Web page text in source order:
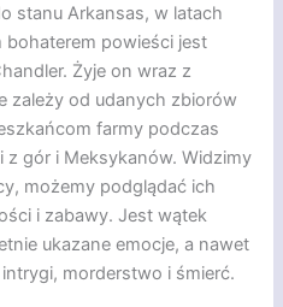
stanu Arkansas, w latach
bohaterem powieści jest
Żyje on wraz z
zależy od udanych zbiorów
farmy podczas
z gór i Meksykanów. Widzimy
możemy podglądać ich
i zabawy. Jest wątek
ukazane emocje, a nawet
morderstwo i śmierć.